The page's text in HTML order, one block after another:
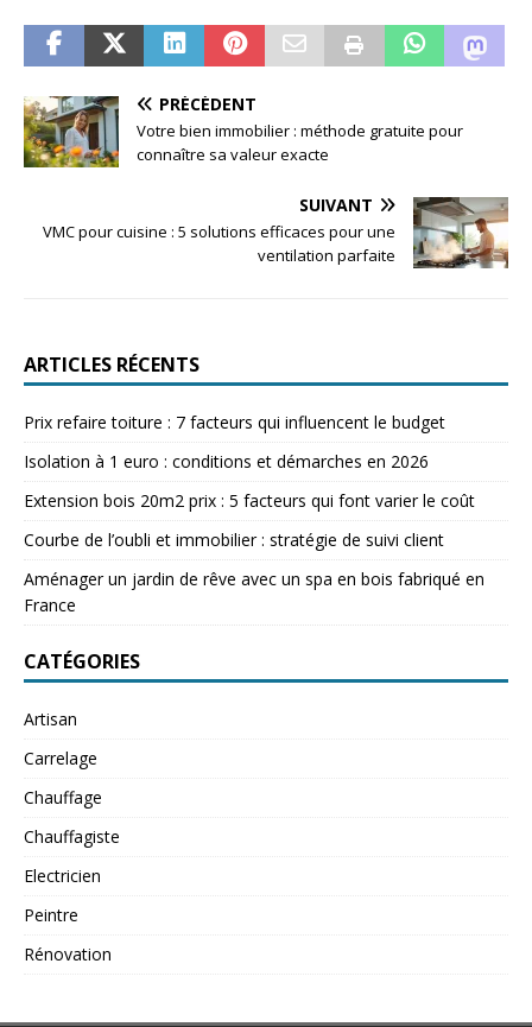
PRÉCÉDENT
Votre bien immobilier : méthode gratuite pour
connaître sa valeur exacte
SUIVANT
VMC pour cuisine : 5 solutions efficaces pour une
ventilation parfaite
ARTICLES RÉCENTS
Prix refaire toiture : 7 facteurs qui influencent le budget
Isolation à 1 euro : conditions et démarches en 2026
Extension bois 20m2 prix : 5 facteurs qui font varier le coût
Courbe de l’oubli et immobilier : stratégie de suivi client
Aménager un jardin de rêve avec un spa en bois fabriqué en
France
CATÉGORIES
Artisan
Carrelage
Chauffage
Chauffagiste
Electricien
Peintre
Rénovation